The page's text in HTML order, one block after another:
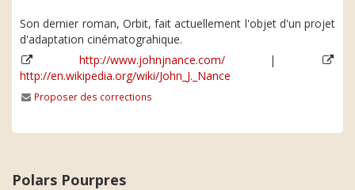
Son dernier roman, Orbit, fait actuellement l'objet d'un projet
d'adaptation cinématograhique.
http://www.johnjnance.com/|
http://en.wikipedia.org/wiki/John_J._Nance
Proposer des corrections
Polars Pourpres